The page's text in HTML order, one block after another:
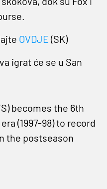
OVDJE (SK)
igrat će se u San
becomes the 6th
(1997-98) to record
the postseason